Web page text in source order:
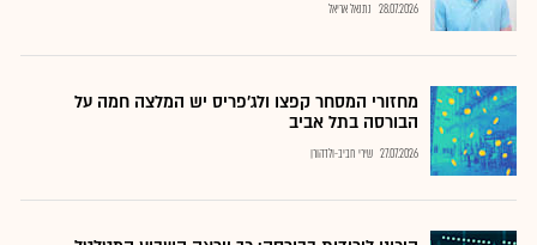
28.07.2026 נתנאל אריאל
מחזורי המסחר קפצו ולג'פריס יש המלצה חמה על
הבורסה בתל אביב
27.07.2026 שירי חביב-ולדהורן